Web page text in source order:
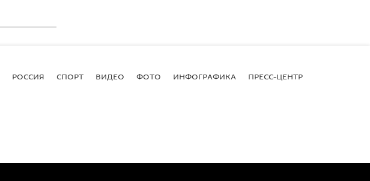
РОССИЯ СПОРТ ВИДЕО ФОТО ИНФОГРАФИКА ПРЕСС-ЦЕНТР